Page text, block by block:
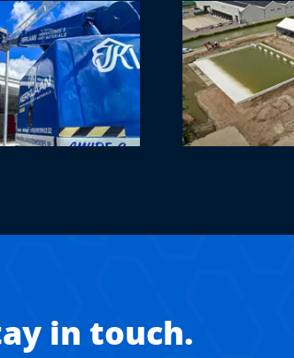
in touch.